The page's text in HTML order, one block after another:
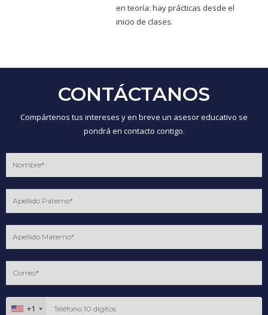
en teoría: hay prácticas desde el
inicio de clases.
CONTÁCTANOS
Compártenos tus intereses y en breve un asesor educativo se
pondrá en contacto contigo.
+1